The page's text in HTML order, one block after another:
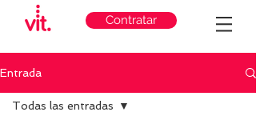
Contratar
Entrada
Todas las entradas